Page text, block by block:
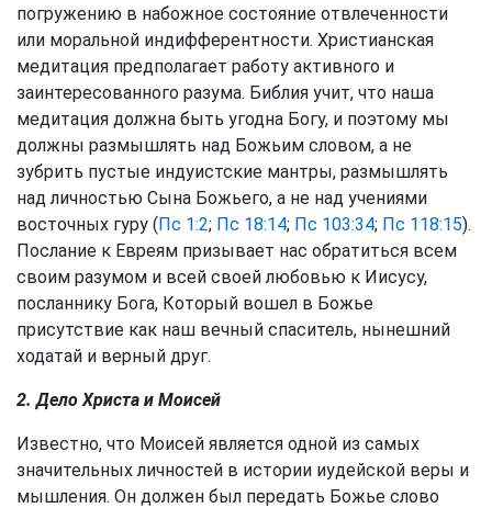
погружению в набожное состояние отвлеченности
или моральной индифферентности. Христианская
медитация предполагает работу активного и
заинтересованного разума. Библия учит, что наша
медитация должна быть угодна Богу, и поэтому мы
должны размышлять над Божьим словом, а не
зубрить пустые индуистские мантры, размышлять
над личностью Сына Божьего, а не над учениями
восточных гуру (Пс 1:2; Пс 18:14; Пс 103:34; Пс 118:15).
Послание к Евреям призывает нас обратиться всем
своим разумом и всей своей любовью к Иисусу,
посланнику Бога, Который вошел в Божье
присутствие как наш вечный спаситель, нынешний
ходатай и верный друг.
2. Дело Христа и Моисей
Известно, что Моисей является одной из самых
значительных личностей в истории иудейской веры и
мышления. Он должен был передать Божье слово